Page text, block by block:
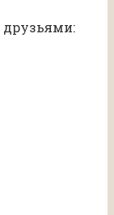
друзьями: